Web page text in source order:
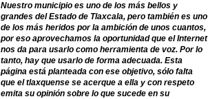
Nuestro municipio es uno de los más bellos y
grandes del Estado de Tlaxcala, pero también es uno
de los más heridos por la ambición de unos cuantos,
por eso aprovechamos la oportunidad que el Internet
nos da para usarlo como herramienta de voz. Por lo
tanto, hay que usarlo de forma adecuada. Esta
página está planteada con ese objetivo, sólo falta
que el tlaxquense se acerque a ella y con respeto
emita su opinión sobre lo que sucede en su